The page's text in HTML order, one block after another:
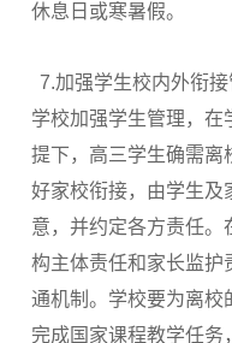
休息日或寒暑假。
7.加强学生校内外衔
学校加强学生管理，在
提下，高三学生确需离
好家校衔接，由学生及
意，并约定各方责任。
构主体责任和家长监护
通机制。学校要为离校
完成国家课程教学任务